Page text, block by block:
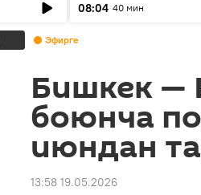
08:04 40 мин
Эфирге
Бишкек —
боюнча
июндан
13:58 19.05.2026